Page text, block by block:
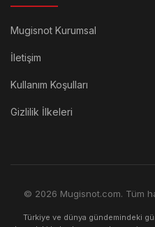
Mugisnot Kurumsal
İletişim
Kullanım Koşulları
Gizlilik İlkeleri
© 2026 Mugisnot.com. Tüm
Türkiye ve dünya gündemindeki